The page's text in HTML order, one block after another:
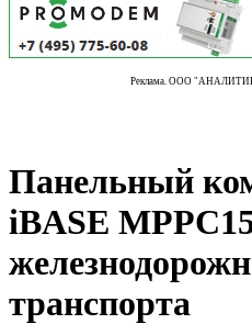
Реклама. ООО
Панельный
iBASE
транспорта